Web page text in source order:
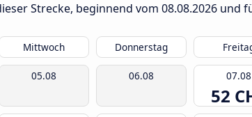
Strecke, beginnend vom 08.08.2026 und
Mittwoch Donnerstag
05.08 06.08 07.08
52